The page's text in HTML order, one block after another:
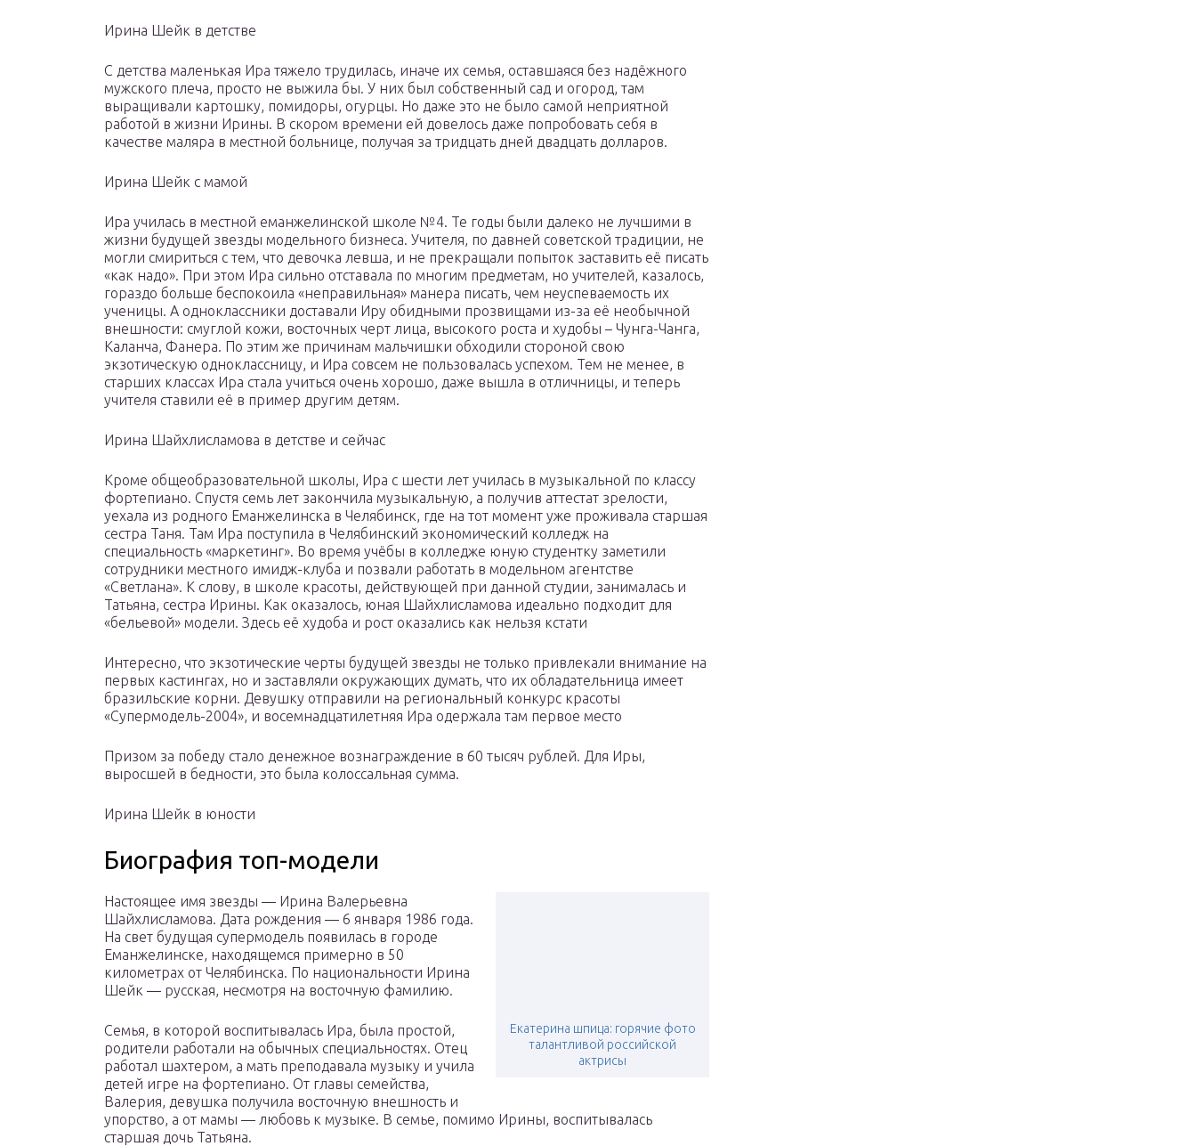
Ирина Шейк в детстве
С детства маленькая Ира тяжело трудилась, иначе их семья, оставшаяся без надёжного
мужского плеча, просто не выжила бы. У них был собственный сад и огород, там
выращивали картошку, помидоры, огурцы. Но даже это не было самой неприятной
работой в жизни Ирины. В скором времени ей довелось даже попробовать себя в
качестве маляра в местной больнице, получая за тридцать дней двадцать долларов.
Ирина Шейк с мамой
Ира училась в местной еманжелинской школе №4. Те годы были далеко не лучшими в
жизни будущей звезды модельного бизнеса. Учителя, по давней советской традиции, не
могли смириться с тем, что девочка левша, и не прекращали попыток заставить её писать
«как надо». При этом Ира сильно отставала по многим предметам, но учителей, казалось,
гораздо больше беспокоила «неправильная» манера писать, чем неуспеваемость их
ученицы. А одноклассники доставали Иру обидными прозвищами из-за её необычной
внешности: смуглой кожи, восточных черт лица, высокого роста и худобы – Чунга-Чанга,
Каланча, Фанера. По этим же причинам мальчишки обходили стороной свою
экзотическую одноклассницу, и Ира совсем не пользовалась успехом. Тем не менее, в
старших классах Ира стала учиться очень хорошо, даже вышла в отличницы, и теперь
учителя ставили её в пример другим детям.
Ирина Шайхлисламова в детстве и сейчас
Кроме общеобразовательной школы, Ира с шести лет училась в музыкальной по классу
фортепиано. Спустя семь лет закончила музыкальную, а получив аттестат зрелости,
уехала из родного Еманжелинска в Челябинск, где на тот момент уже проживала старшая
сестра Таня. Там Ира поступила в Челябинский экономический колледж на
специальность «маркетинг». Во время учёбы в колледже юную студентку заметили
сотрудники местного имидж-клуба и позвали работать в модельном агентстве
«Светлана». К слову, в школе красоты, действующей при данной студии, занималась и
Татьяна, сестра Ирины. Как оказалось, юная Шайхлисламова идеально подходит для
«бельевой» модели. Здесь её худоба и рост оказались как нельзя кстати
Интересно, что экзотические черты будущей звезды не только привлекали внимание на
первых кастингах, но и заставляли окружающих думать, что их обладательница имеет
бразильские корни. Девушку отправили на региональный конкурс красоты
«Супермодель-2004», и восемнадцатилетняя Ира одержала там первое место
Призом за победу стало денежное вознаграждение в 60 тысяч рублей. Для Иры,
выросшей в бедности, это была колоссальная сумма.
Ирина Шейк в юности
Биография топ-модели
Екатерина шпица: горячие фото
талантливой российской
актрисы
Настоящее имя звезды — Ирина Валерьевна
Шайхлисламова. Дата рождения — 6 января 1986 года.
На свет будущая супермодель появилась в городе
Еманжелинске, находящемся примерно в 50
километрах от Челябинска. По национальности Ирина
Шейк — русская, несмотря на восточную фамилию.
Семья, в которой воспитывалась Ира, была простой,
родители работали на обычных специальностях. Отец
работал шахтером, а мать преподавала музыку и учила
детей игре на фортепиано. От главы семейства,
Валерия, девушка получила восточную внешность и
упорство, а от мамы — любовь к музыке. В семье, помимо Ирины, воспитывалась
старшая дочь Татьяна.